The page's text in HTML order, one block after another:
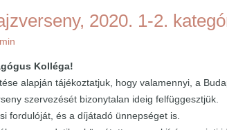
2020. 1-2.
Kolléga!
alapján tájékoztatjuk, hogy valamennyi, a
szervezését bizonytalan ideig felfüggesztjük.
fordulóját, és a díjátadó ünnepséget is.